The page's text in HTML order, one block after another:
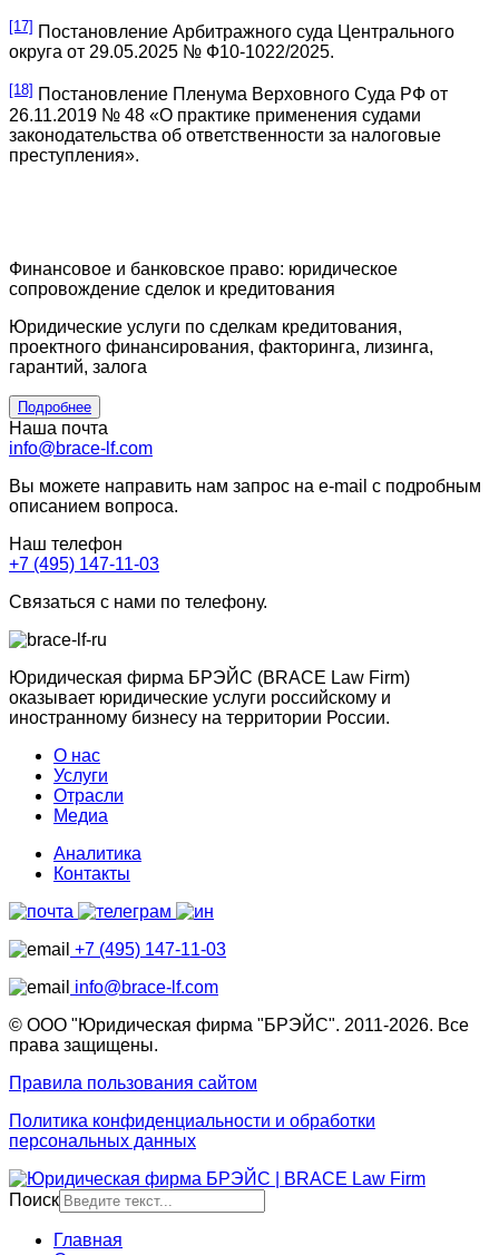
[17] Постановление Арбитражного суда Центрального
округа от 29.05.2025 № Ф10-1022/2025.
[18] Постановление Пленума Верховного Суда РФ от
26.11.2019 № 48 «О практике применения судами
законодательства об ответственности за налоговые
преступления».
Финансовое и банковское право: юридическое
сопровождение сделок и кредитования
Юридические услуги по сделкам кредитования,
проектного финансирования, факторинга, лизинга,
гарантий, залога
Подробнее
Наша почта
info@brace-lf.com
Вы можете направить нам запрос на e-mail с подробным
описанием вопроса.
Наш телефон
+7 (495) 147-11-03
Связаться с нами по телефону.
Юридическая фирма БРЭЙС (BRACE Law Firm)
оказывает юридические услуги российскому и
иностранному бизнесу на территории России.
О нас
Услуги
Отрасли
Медиа
Аналитика
Контакты
+7 (495) 147-11-03
info@brace-lf.com
© ООО "Юридическая фирма "БРЭЙС". 2011-2026. Все
права защищены.
Правила пользования сайтом
Политика конфиденциальности и обработки
персональных данных
Поиск
Главная